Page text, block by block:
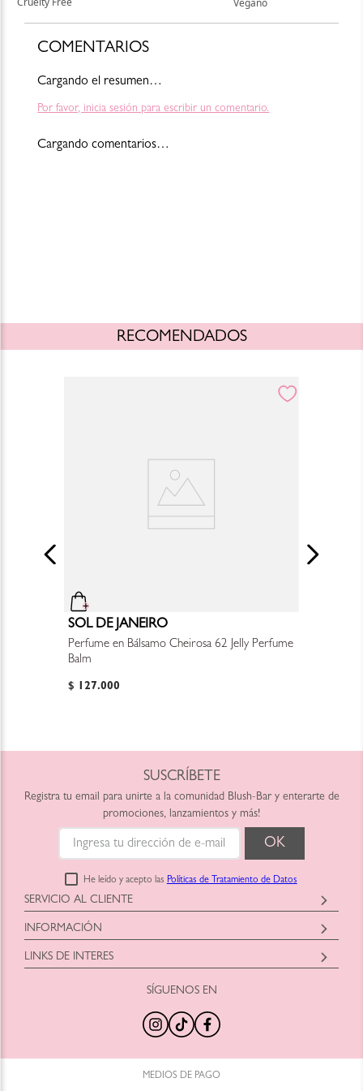
COMENTARIOS
Cargando el resumen…
Por favor, inicia sesión para escribir un comentario.
Cargando comentarios…
RECOMENDADOS
SOL DE JANEIRO
Perfume en Bálsamo Cheirosa 62 Jelly Perfume
Balm
$ 127.000
SUSCRÍBETE
Registra tu email para unirte a la comunidad Blush-Bar y enterarte de
promociones, lanzamientos y más!
He leído y acepto las Políticas de Tratamiento de Datos
SERVICIO AL CLIENTE
Horario: Lunes a Viernes
9:00am a 6:00pm
shop@blush-bar.com
INFORMACIÓN
Blush-Bar SAS
Correo:shop@blush-bar.com
LINKS DE INTERES
Marcas Cruelty Free
Retira en Tienda
Productos Nuevos
Programa de Reciclaje
SÍGUENOS EN
MEDIOS DE PAGO